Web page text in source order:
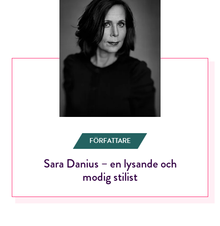
Jag accepterar villkoren.
FÖRFATTARE
Sara Danius – en lysande och
modig stilist